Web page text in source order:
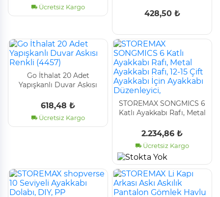
Ücretsiz Kargo
(4Cm) - 1.36Kg Taşıma
428,50 ₺
Go İthalat 20 Adet
Yapışkanlı Duvar Askısı
618,48 ₺
Ücretsiz Kargo
STOREMAX SONGMICS 6
Katlı Ayakkabı Rafı, Metal
Ayakkabı İçin Ayakkabı
Düzenleyici,
2.234,86 ₺
Ücretsiz Kargo